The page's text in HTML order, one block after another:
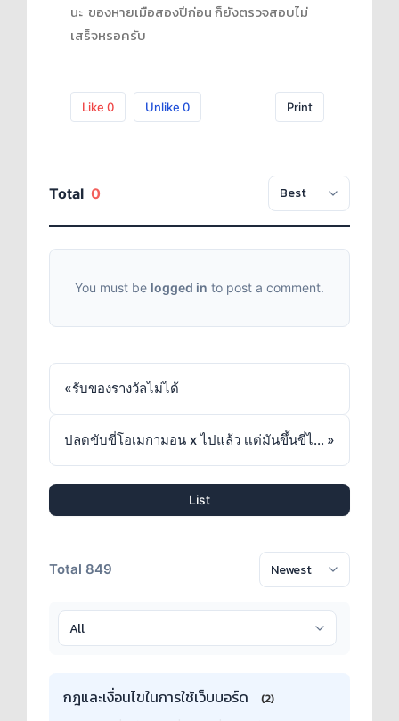
นะ ของหายเมือสองปีก่อน ก็ยังตรวจสอบไม่
เสร็จหรอครับ
Like 0 Unlike 0 Print
Total 0
You must be logged in to post a comment.
«รับของรางวัลไม่ได้
ปลดขับขี่โอเมกามอน x ไปแล้ว เเต่มันขึ้นขี่ไม่ได้ »
List
Total 849
กฎและเงื่อนไขในการใช้เว็บบอร์ด
(2)